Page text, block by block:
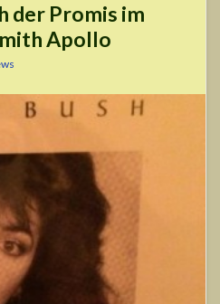
der Promis im
Apollo